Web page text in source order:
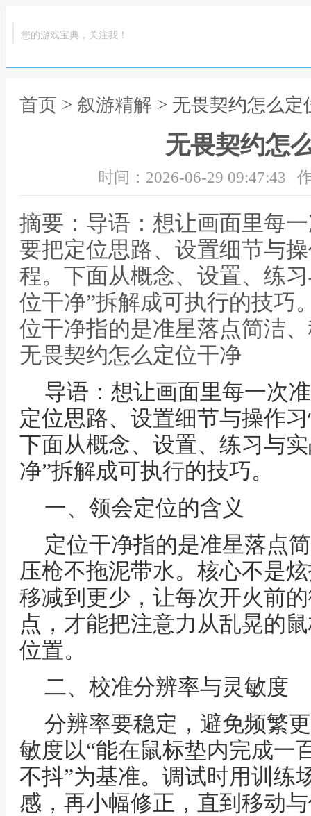
您的游戏宝典，关注我！
首页 > 叙游精解 > 无畏契约怎么定
无畏契约怎
时间：2026-06-29 09:47:43
摘要：导语：想让画面里每
要把定位思路、设置细节与
程。下面从概念、设置、练
位干净”拆解成可执行的技巧
位干净指的是准星落点简洁
无畏契约怎么定位干净
导语：想让画面里每一次
定位思路、设置细节与操作
下面从概念、设置、练习与
净”拆解成可执行的技巧。
一、领会定位的含义
定位干净指的是准星落点
压枪不拖泥带水。核心不是
移减到更少，让每次开火前
点，才能把注意力从乱晃的
位置。
二、校准分辨率与灵敏度
分辨率要稳定，避免频繁
敏度以“能在鼠标垫内完成一
不抖”为基准。调试时用训练
感，再小幅修正，直到移动